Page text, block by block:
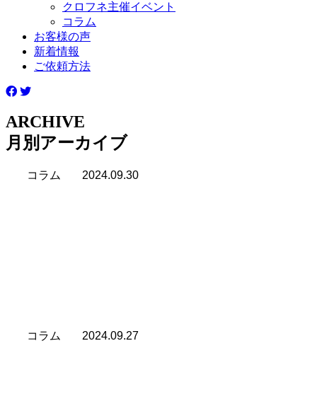
クロフネ主催イベント
コラム
お客様の声
新着情報
ご依頼方法
ARCHIVE
月別アーカイブ
コラム 2024.09.30
コラム 2024.09.27